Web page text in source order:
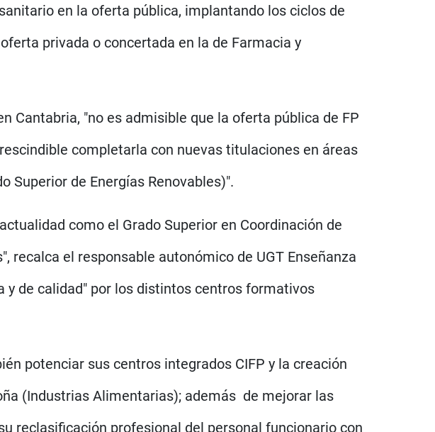
en la oferta pública, implantando los ciclos de
privada o concertada en la de Farmacia y
Cantabria, "no es admisible que la oferta pública de FP
completarla con nuevas titulaciones en áreas
Superior de Energías Renovables)".
como el Grado Superior en Coordinación de
recalca el responsable autonómico de UGT Enseñanza
y de calidad" por los distintos centros formativos
potenciar sus centros integrados CIFP y la creación
(Industrias Alimentarias); además de mejorar las
reclasificación profesional del personal funcionario con